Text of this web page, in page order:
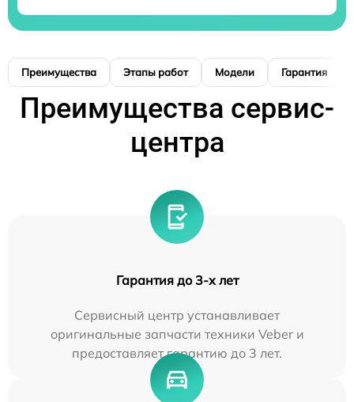
Преимущества Этапы работ Модели Гарантия
Преимущества сервис-
центра
Гарантия до 3-х лет
Сервисный центр устанавливает
оригинальные запчасти техники Veber и
предоставляет гарантию до 3 лет.